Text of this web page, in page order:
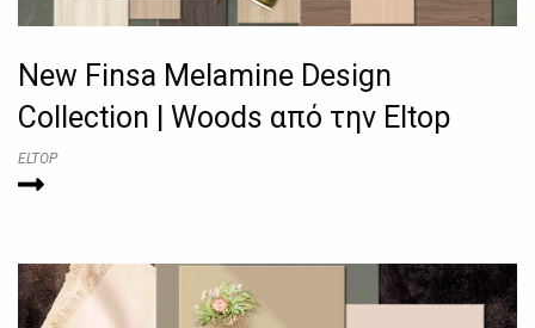
New Finsa Melamine Design
Collection | Woods από την Eltop
ELTOP